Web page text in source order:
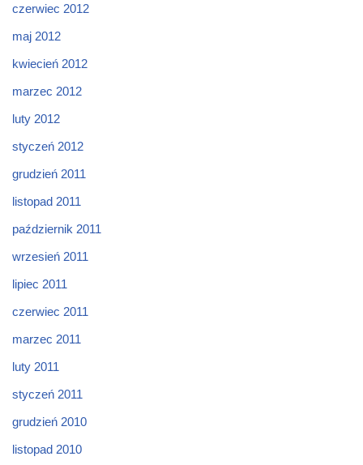
czerwiec 2012
maj 2012
kwiecień 2012
marzec 2012
luty 2012
styczeń 2012
grudzień 2011
listopad 2011
październik 2011
wrzesień 2011
lipiec 2011
czerwiec 2011
marzec 2011
luty 2011
styczeń 2011
grudzień 2010
listopad 2010